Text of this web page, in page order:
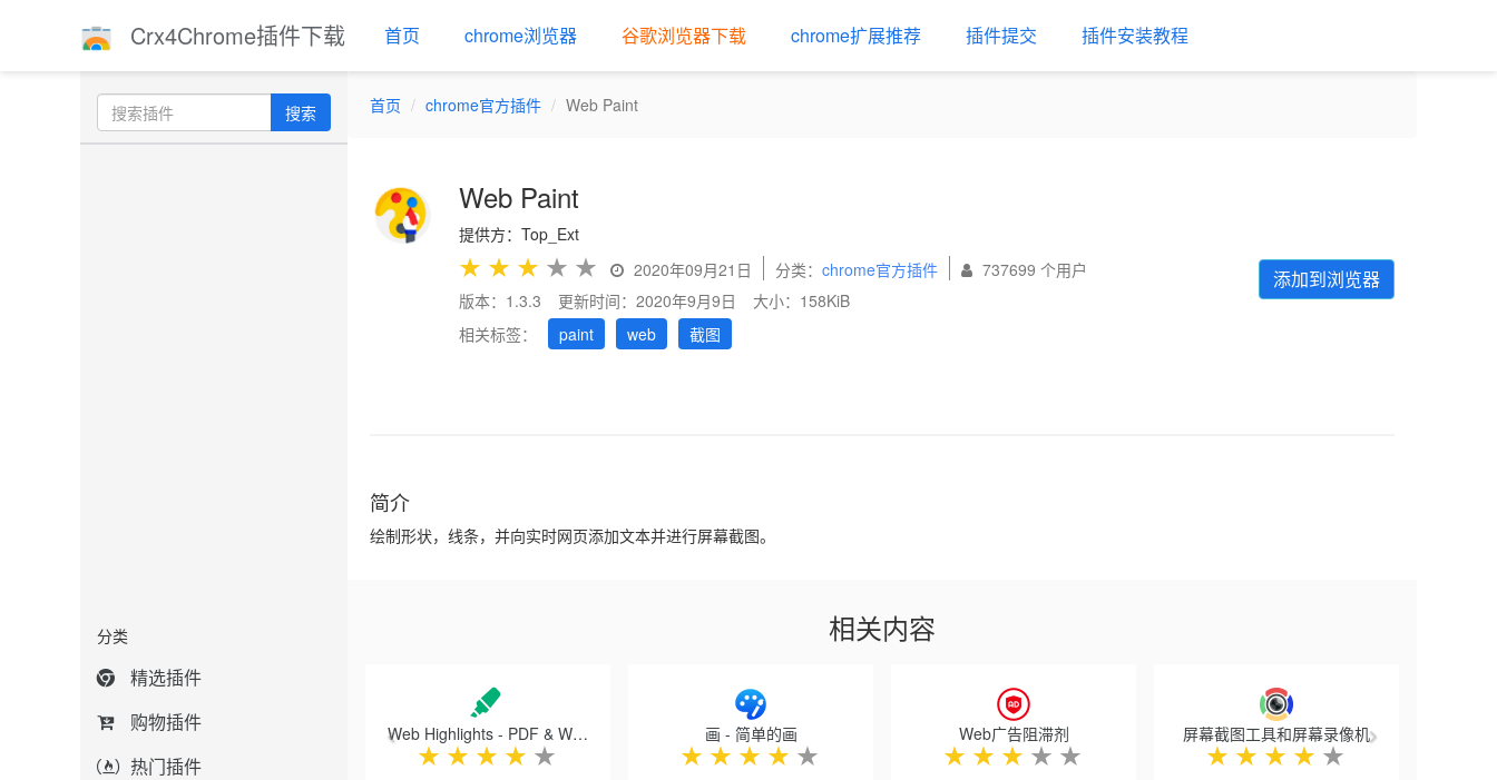
Crx4Chrome插件下载 首页 chrome浏览器 谷歌浏览器下载 chrome扩展推荐 插件提交 插件安装教程
搜索
分类
精选插件
购物插件
热门插件
首页 chrome官方插件 Web Paint
Web Paint
提供方：Top_Ext
★ ★ ★ ★ ★ 2020年09月21日 分类： chrome官方插件
737699 个用户
版本：1.3.3
更新时间：2020年9月9日
大小：158KiB
相关标签：
paint web 截图
添加到浏览器
简介
绘制形状，线条，并向实时网页添加文本并进行屏幕截图。
相关内容
Web Highlights - PDF & Web Highlighter
★ ★ ★ ★ ★
画 - 简单的画
★ ★ ★ ★ ★
Web广告阻滞剂
★ ★ ★ ★ ★
屏幕截图工具和屏幕录像机
★ ★ ★ ★ ★